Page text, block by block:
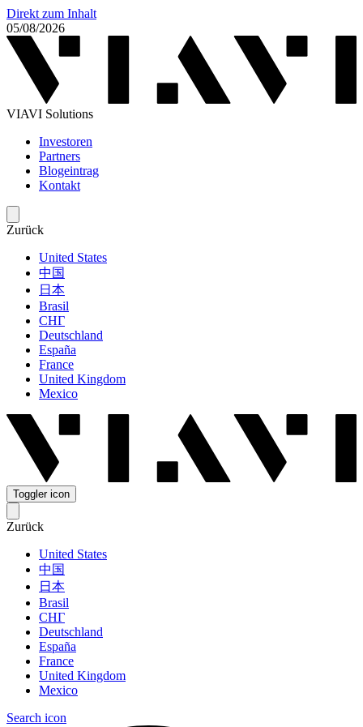
Direkt zum Inhalt
05/08/2026
VIAVI Solutions
Investoren
Partners
Blogeintrag
Kontakt
Zurück
United States
中国
日本
Brasil
СНГ
Deutschland
España
France
United Kingdom
Mexico
Toggler icon
Zurück
United States
中国
日本
Brasil
СНГ
Deutschland
España
France
United Kingdom
Mexico
Search icon